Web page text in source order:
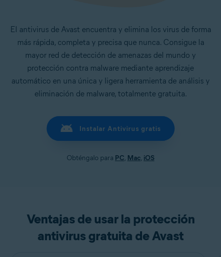
El antivirus de Avast encuentra y elimina los virus de forma
más rápida, completa y precisa que nunca. Consigue la
mayor red de detección de amenazas del mundo y
protección contra malware mediante aprendizaje
automático en una única y ligera herramienta de análisis y
eliminación de malware, totalmente gratuita.
Instalar Antivirus gratis
Obténgalo para PC, Mac, iOS
Ventajas de usar la protección
antivirus gratuita de Avast